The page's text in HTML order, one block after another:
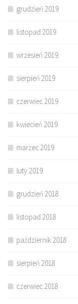
grudzień 2019
listopad 2019
wrzesień 2019
sierpień 2019
czerwiec 2019
kwiecień 2019
marzec 2019
luty 2019
grudzień 2018
listopad 2018
październik 2018
sierpień 2018
czerwiec 2018